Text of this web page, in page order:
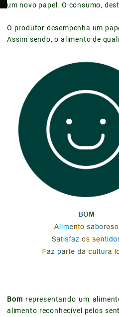
um novo papel. O consumo,
O produtor desempenha um
Assim sendo, o alimento de
Bom representando um
alimento reconhecível pelos